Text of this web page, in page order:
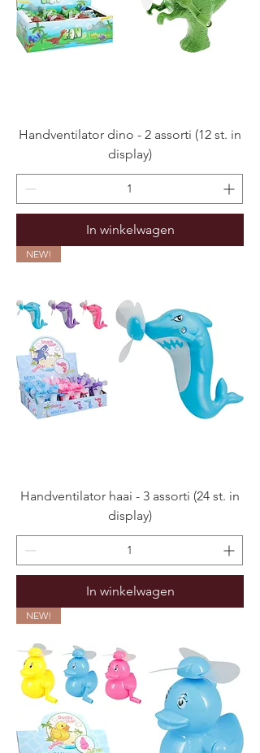
Handventilator dino - 2 assorti (12 st. in
display)
In winkelwagen
NEW!
Handventilator haai - 3 assorti (24 st. in
display)
In winkelwagen
NEW!